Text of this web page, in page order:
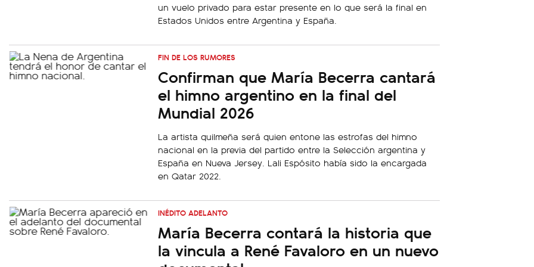
un vuelo privado para estar presente en lo que será la final en
Estados Unidos entre Argentina y España.
FIN DE LOS RUMORES
Confirman que María Becerra cantará
el himno argentino en la final del
Mundial 2026
La artista quilmeña será quien entone las estrofas del himno
nacional en la previa del partido entre la Selección argentina y
España en Nueva Jersey. Lali Espósito había sido la encargada
en Qatar 2022.
INÉDITO ADELANTO
María Becerra contará la historia que
la vincula a René Favaloro en un nuevo